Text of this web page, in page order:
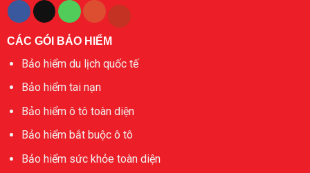
CÁC GÓI BẢO HIỂM
Bảo hiểm du lịch quốc tế
Bảo hiểm tai nạn
Bảo hiểm ô tô toàn diện
Bảo hiểm bắt buộc ô tô
Bảo hiểm sức khỏe toàn diện